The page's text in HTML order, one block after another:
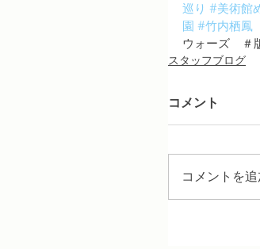
巡り #美術館
園 #竹内栖鳳
ウォーズ　＃
スタッフブログ
コメント
コメントを